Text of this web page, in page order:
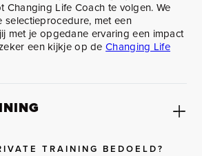
Life Coach te volgen. We
selectieprocedure, met een
met je opgedane ervaring een impact
een kijkje op deChanging Life
TRAINING BEDOELD?